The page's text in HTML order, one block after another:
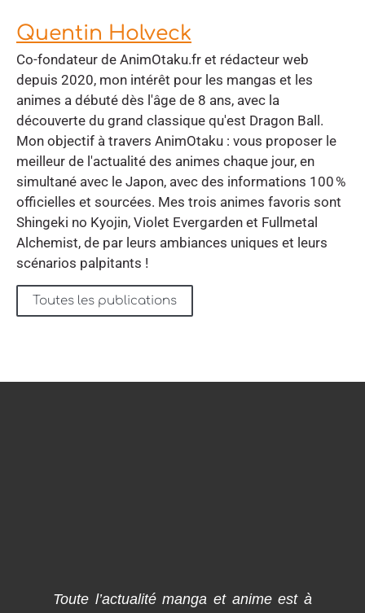
Quentin Holveck
Co-fondateur de AnimOtaku.fr et rédacteur web
depuis 2020, mon intérêt pour les mangas et les
animes a débuté dès l'âge de 8 ans, avec la
découverte du grand classique qu'est Dragon Ball.
Mon objectif à travers AnimOtaku : vous proposer le
meilleur de l'actualité des animes chaque jour, en
simultané avec le Japon, avec des informations 100 %
officielles et sourcées. Mes trois animes favoris sont
Shingeki no Kyojin, Violet Evergarden et Fullmetal
Alchemist, de par leurs ambiances uniques et leurs
scénarios palpitants !
Toutes les publications
Toute l’actualité manga et anime est à